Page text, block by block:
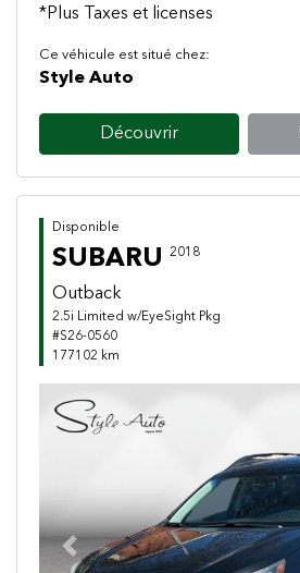
*Plus Taxes et licenses
Ce véhicule est situé chez:
Style Auto
Découvrir
Disponible
SUBARU 2018
Outback
2.5i Limited w/EyeSight Pkg
#S26-0560
177102 km
Previous